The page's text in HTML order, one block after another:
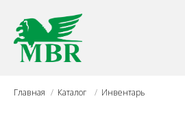
Главная Каталог
/ / Инвентарь